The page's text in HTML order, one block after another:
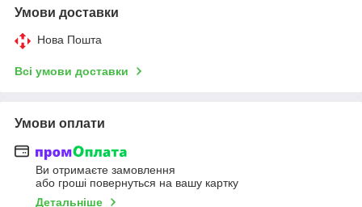
Умови доставки
Нова Пошта
Всі умови доставки
Умови оплати
Ви отримаєте замовлення
або гроші повернуться на вашу картку
Детальніше